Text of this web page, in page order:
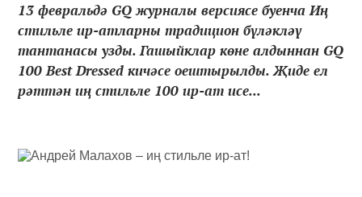
13 февральдә GQ журналы версиясе буенча Иң
стильле ир-атларны традицион бүләкләү
тантанасы узды. Гашыйклар көне алдыннан GQ
100 Best Dressed кичәсе оештырылды. Җиде ел
рәттән иң стильле 100 ир-ат исе...